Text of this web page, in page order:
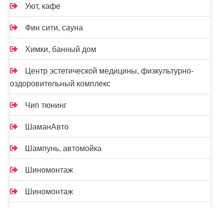
Уют, кафе
Фин сити, сауна
Химки, банный дом
Центр эстетической медицины, физкультурно-
оздоровительный комплекс
Чип тюнинг
ШаманАвто
Шампунь, автомойка
Шиномонтаж
Шиномонтаж